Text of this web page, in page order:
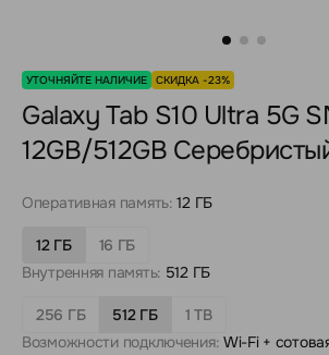
УТОЧНЯЙТЕ НАЛИЧИЕ СКИДКА -23%
Galaxy Tab S10 Ultra 5G
12GB/512GB
Оперативная память: 12 ГБ
12 ГБ
16 ГБ
Внутренняя память: 512 ГБ
256 ГБ 512 ГБ
1 TB
Возможности подключения: Wi-Fi +